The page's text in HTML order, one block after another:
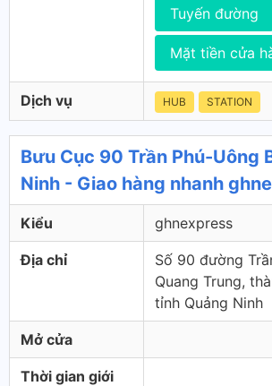
Tuyến đường
Mặt tiền cửa
Dịch vụ HUB STATION
Bưu Cục 90 Trần Phú-Uông
Ninh - Giao hàng nhanh
Kiểu ghnexpress
Địa chỉ
Số 90 đường
Quang Trung,
tỉnh Quảng Ninh
Mở cửa
Thời gian giới